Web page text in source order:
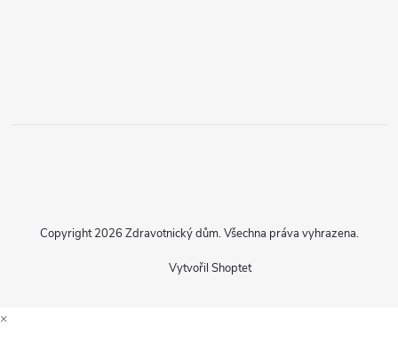
Vytvořil Shoptet
Copyright 2026 Zdravotnický dům. Všechna práva vyhrazena.
×